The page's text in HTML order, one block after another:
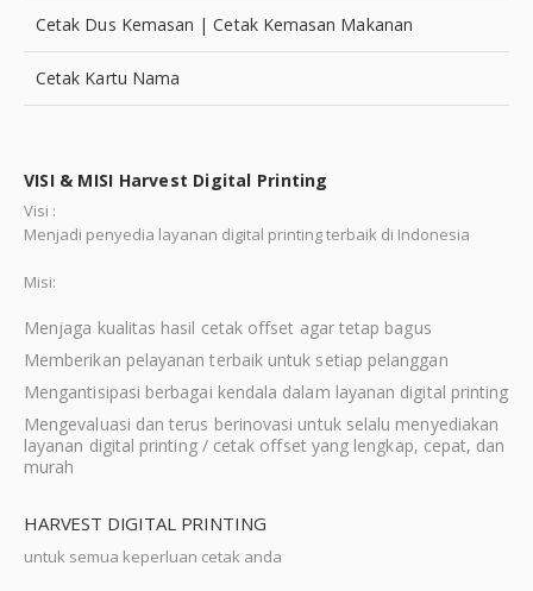
Cetak Dus Kemasan | Cetak Kemasan Makanan
Cetak Kartu Nama
VISI & MISI Harvest Digital Printing
Visi :
Menjadi penyedia layanan digital printing terbaik di Indonesia
Misi:
Menjaga kualitas hasil cetak offset agar tetap bagus
Memberikan pelayanan terbaik untuk setiap pelanggan
Mengantisipasi berbagai kendala dalam layanan digital printing
Mengevaluasi dan terus berinovasi untuk selalu menyediakan
layanan digital printing / cetak offset yang lengkap, cepat, dan
murah
HARVEST DIGITAL PRINTING
untuk semua keperluan cetak anda